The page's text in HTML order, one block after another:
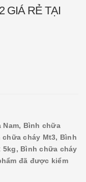
GIÁ RẺ TẠI
Nam, Bình chữa
cháy Mt3, Bình
5kg, Bình chữa cháy
đã được kiểm